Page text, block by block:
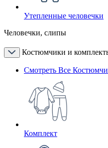
Утепленные человечки
Человечки, слипы
Костюмчики и
Смотреть Все
Комплект